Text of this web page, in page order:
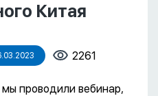
Китая
2261
проводили вебинар,